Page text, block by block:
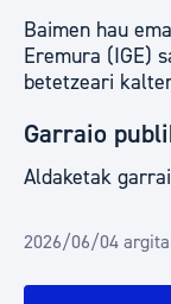
Baimen hau
Eremura (IGE)
betetzeari
Garraio
Aldaketak
2026/06/04